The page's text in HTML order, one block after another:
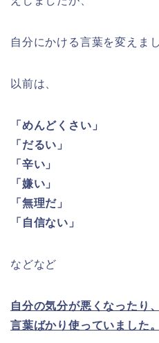
自分にかける言葉を変えまし
以前は、
「めんどくさい」
「だるい」
「辛い」
「嫌い」
「無理だ」
「自信ない」
などなど
自分の気分が悪くなったり
言葉ばかり使っていました。